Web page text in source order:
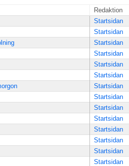
Redaktion
Startsidan
Startsidan
Startsidan
Startsidan
Startsidan
Startsidan
Startsidan
Startsidan
Startsidan
Startsidan
Startsidan
Startsidan
Startsidan
Startsidan